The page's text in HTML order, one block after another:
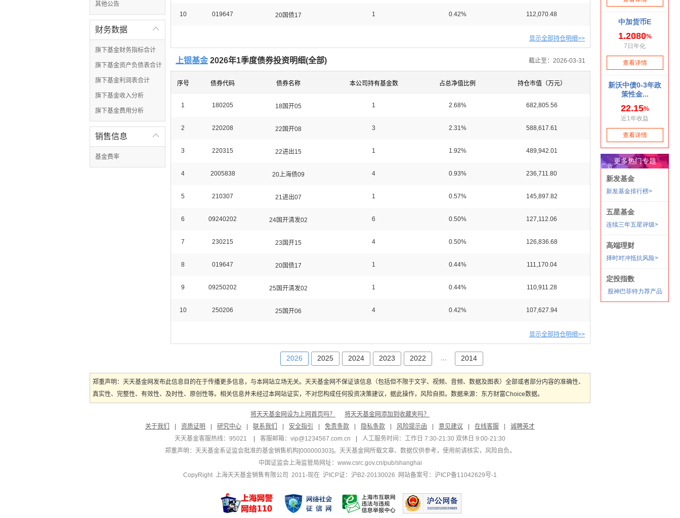
其他公告

财务数据
旗下基金财务指标合计
旗下基金资产负债表合计
旗下基金利润表合计
旗下基金收入分析
旗下基金费用分析

销售信息
基金费率
10 019647 20国债17 1 0.42% 112,070.48
显示全部持仓明细>>
上银基金 2026年1季度债券投资明细(全部) 截止至：2026-03-31
序号 债券代码 债券名称 本公司持有基金数 占总净值比例 持仓市值（万元）
1 180205 18国开05 1 2.68% 682,805.56
2 220208 22国开08 3 2.31% 588,617.61
3 220315 22进出15 1 1.92% 489,942.01
4 2005838 20上海债09 4 0.93% 236,711.80
5 210307 21进出07 1 0.57% 145,897.82
6 09240202 24国开清发02 6 0.50% 127,112.06
7 230215 23国开15 4 0.50% 126,836.68
8 019647 20国债17 1 0.44% 111,170.04
9 09250202 25国开清发02 1 0.44% 110,911.28
10 250206 25国开06 4 0.42% 107,627.94
显示全部持仓明细>>
2026 2025 2024 2023 2022 2014
郑重声明：天天基金网发布此信息目的在于传播更多信息，与本网站立场无关。天天基金网不保证该信息（包括但不限于文字、视频、音频、数据及图表）全部或者部分内容的准确性、
真实性、完整性、有效性、及时性、原创性等。相关信息并未经过本网站证实，不对您构成任何投资决策建议，据此操作，风险自担。数据来源：东方财富Choice数据。
将天天基金网设为上网首页吗？
将天天基金网添加到收藏夹吗？
关于我们
资质证明 研究中心 联系我们 安全指引 免责条款 隐私条款 风险提示函 意见建议 在线客服
诚聘英才
天天基金客服热线：95021
客服邮箱： vip@1234567.com.cn
人工服务时间：工作日 7:30-21:30 双休日 9:00-21:30
郑重声明： 天天基金系证监会批准的基金销售机构[000000303]。天天基金网所载文章、数据仅供参考，使用前请核实，风险自负。
中国证监会上海监管局网址： www.csrc.gov.cn/pub/shanghai
CopyRight 上海天天基金销售有限公司 2011-现在 沪ICP证：沪B2-20130026
网站备案号：沪ICP备11042629号-1